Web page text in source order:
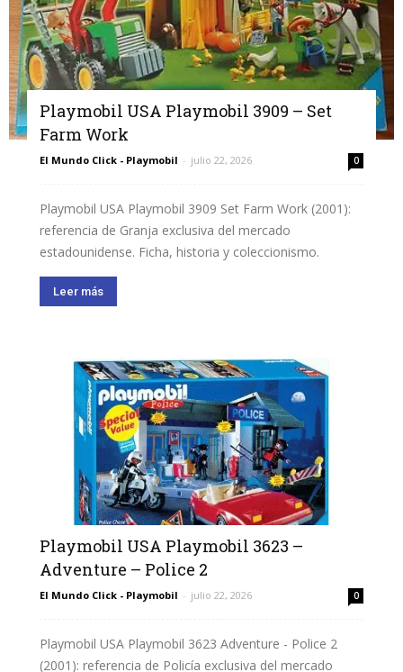
Playmobil USA Playmobil 3909 – Set
Farm Work
El Mundo Click - Playmobil - julio 22, 2026 0
Playmobil USA Playmobil 3909 Set Farm Work (2001):
referencia de Granja exclusiva del mercado
estadounidense. Ficha, historia y coleccionismo.
Leer más
Playmobil USA Playmobil 3623 –
Adventure – Police 2
El Mundo Click - Playmobil - julio 22, 2026 0
Playmobil USA Playmobil 3623 Adventure - Police 2
(2001): referencia de Policía exclusiva del mercado